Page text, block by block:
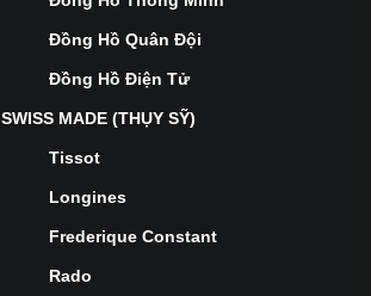
Đồng Hồ Quân Đội
Đồng Hồ Điện Tử
SWISS MADE (THỤY SỸ)
Tissot
Longines
Frederique Constant
Rado